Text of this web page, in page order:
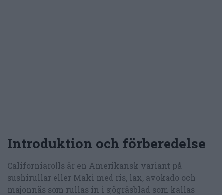
Introduktion och förberedelse
Californiarolls är en Amerikansk variant på
sushirullar eller Maki med ris, lax, avokado och
majonnäs som rullas in i sjögräsblad som kallas